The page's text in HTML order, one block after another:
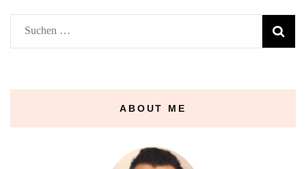
Suchen
nach:
ABOUT ME